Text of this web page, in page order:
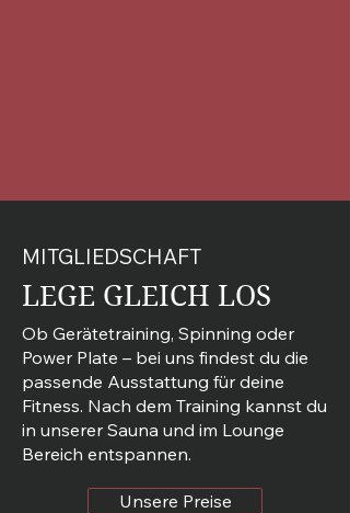
MITGLIEDSCHAFT
LEGE GLEICH LOS
Ob Gerätetraining, Spinning oder
Power Plate – bei uns findest du die
passende Ausstattung für deine
Fitness. Nach dem Training kannst du
in unserer Sauna und im Lounge
Bereich entspannen.
Unsere Preise